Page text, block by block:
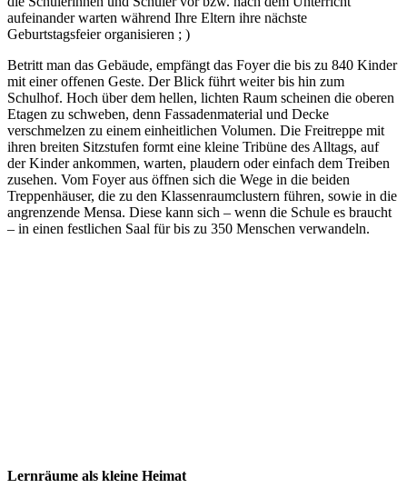
aufeinander warten während Ihre Eltern ihre nächste
Geburtstagsfeier organisieren ; )
Betritt man das Gebäude, empfängt das Foyer die bis zu 840 Kinder
mit einer offenen Geste. Der Blick führt weiter bis hin zum
Schulhof. Hoch über dem hellen, lichten Raum scheinen die oberen
Etagen zu schweben, denn Fassadenmaterial und Decke
verschmelzen zu einem einheitlichen Volumen. Die Freitreppe mit
ihren breiten Sitzstufen formt eine kleine Tribüne des Alltags, auf
der Kinder ankommen, warten, plaudern oder einfach dem Treiben
zusehen. Vom Foyer aus öffnen sich die Wege in die beiden
Treppenhäuser, die zu den Klassenraumclustern führen, sowie in die
angrenzende Mensa. Diese kann sich – wenn die Schule es braucht
– in einen festlichen Saal für bis zu 350 Menschen verwandeln.
Lernräume als kleine Heimat